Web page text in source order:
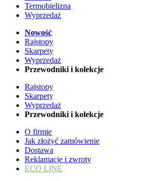
Termobielizna
Wyprzedaż
Nowość
Rajstopy
Skarpety
Wyprzedaż
Przewodniki i kolekcje
Rajstopy
Skarpety
Wyprzedaż
Przewodniki i kolekcje
O firmie
Jak złożyć zamówienie
Dostawa
Reklamacje i zwroty
ECO LINE